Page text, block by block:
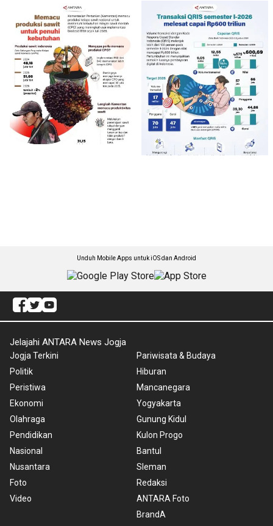
Unduh Mobile Apps untuk iOS dan Android
Jelajahi ANTARA News Jogja
Jogja Terkini
Politik
Peristiwa
Ekonomi
Olahraga
Pendidikan
Nasional
Nusantara
Foto
Video
Pariwisata & Budaya
Hiburan
Mancanegara
Yogyakarta
Gunung Kidul
Kulon Progo
Bantul
Sleman
Redaksi
ANTARA Foto
BrandA